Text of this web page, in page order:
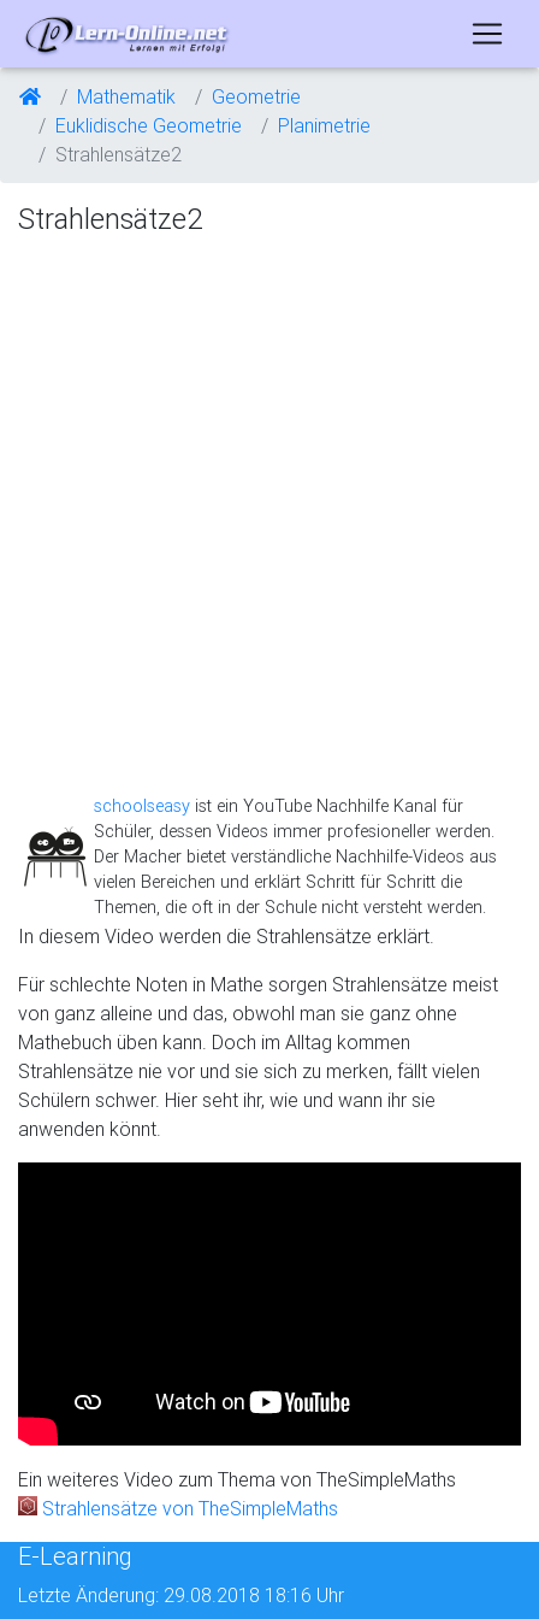
Mathematik
Geometrie
Euklidische Geometrie
Planimetrie
Strahlensätze2
Strahlensätze2
schoolseasy ist ein YouTube Nachhilfe Kanal für
Schüler, dessen Videos immer profesioneller werden.
Der Macher bietet verständliche Nachhilfe-Videos aus
vielen Bereichen und erklärt Schritt für Schritt die
Themen, die oft in der Schule nicht versteht werden.
In diesem Video werden die Strahlensätze erklärt.
Für schlechte Noten in Mathe sorgen Strahlensätze meist
von ganz alleine und das, obwohl man sie ganz ohne
Mathebuch üben kann. Doch im Alltag kommen
Strahlensätze nie vor und sie sich zu merken, fällt vielen
Schülern schwer. Hier seht ihr, wie und wann ihr sie
anwenden könnt.
Ein weiteres Video zum Thema von TheSimpleMaths
Strahlensätze von TheSimpleMaths
E-Learning
Letzte Änderung: 29.08.2018 18:16 Uhr